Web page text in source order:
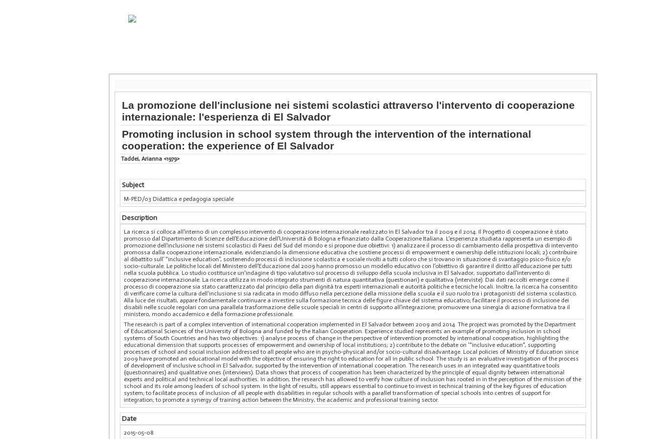
La promozione dell'inclusione nei sistemi scolastici attraverso l'intervento di cooperazione
internazionale: l'esperienza di El Salvador
Promoting inclusion in school system through the intervention of the international
cooperation: the experience of El Salvador
Taddei, Arianna <1979>
Subject
M-PED/03 Didattica e pedagogia speciale
Description
La ricerca si colloca all’interno di un complesso intervento di cooperazione internazionale realizzato in El Salvador tra il 2009 e il 2014. Il Progetto di cooperazione è stato
promosso dal Dipartimento di Scienze dell’Educazione dell’Università di Bologna e finanziato dalla Cooperazione Italiana. L’esperienza studiata rappresenta un esempio di
promozione dell’inclusione nei sistemi scolastici di Paesi del Sud del mondo e si propone due obiettivi: 1) analizzare il processo di cambiamento della prospettiva di intervento
promossa dalla cooperazione internazionale, evidenziando la dimensione educativa che sostiene processi di empowerment e ownership delle istituzioni locali; 2) contribuire
al dibattito sull’ “inclusive education”, sostenendo processi di inclusione scolastica e sociale rivolti a tutti coloro che si trovano in situazione di svantaggio psico-fisico e/o
socio-culturale. Le politiche locali del Ministero dell’Educazione dal 2009 hanno promosso un modello educativo con l’obiettivo di garantire il diritto all’educazione per tutti
nella scuola pubblica. Lo studio costituisce un'indagine di tipo valutativo sul processo di sviluppo della scuola inclusiva in El Salvador, supportato dall’intervento di
cooperazione internazionale. La ricerca utilizza in modo integrato strumenti di natura quantitativa (questionari) e qualitativa (interviste). Dai dati raccolti emerge come il
processo di cooperazione sia stato caratterizzato dal principio della pari dignità tra esperti internazionali e autorità politiche e tecniche locali. Inoltre, la ricerca ha consentito
di verificare come la cultura dell'inclusione si sia radicata in modo diffuso nella percezione della missione della scuola e il suo ruolo tra i protagonisti del sistema scolastico.
Alla luce dei risultati, appare fondamentale continuare a investire sulla formazione tecnica delle figure chiave del sistema educativo; facilitare il processo di inclusione dei
disabili nelle scuole regolari con una parallela trasformazione delle scuole speciali in centri di supporto all’integrazione; promuovere una sinergia di azione formativa tra il
ministero, mondo accademico e della formazione professionale.
The research is part of a complex intervention of international cooperation implemented in El Salvador between 2009 and 2014. The project was promoted by the Department
of Educational Sciences of the University of Bologna and funded by the Italian Cooperation. Experience studied represents an example of promoting inclusion in school
systems of South Countries and has two objectives: 1) analyse process of change in the perspective of intervention promoted by international cooperation, highlighting the
educational dimension that supports processes of empowerment and ownership of local institutions; 2) contribute to the debate on '"inclusive education", supporting
processes of school and social inclusion addressed to all people who are in psycho-physical and/or socio-cultural disadvantage. Local policies of Ministry of Education since
2009 have promoted an educational model with the objective of ensuring the right to education for all in public school. The study is an evaluative investigation of the process
of development of inclusive school in El Salvador, supported by the intervention of international cooperation. The research uses in an integrated way quantitative tools
(questionnaires) and qualitative ones (interviews). Data shows that process of cooperation has been characterized by the principle of equal dignity between international
experts and political and technical local authorities. In addition, the research has allowed to verify how culture of inclusion has rooted in in the perception of the mission of the
school and its role among leaders of school system. In the light of results, still appears essential to continue to invest in technical training of the key figures of education
system; to facilitate process of inclusion of all people with disabilities in regular schools with a parallel transformation of special schools into centres of support for
integration; to promote a synergy of training action between the Ministry, the academic and professional training sector.
Date
2015-05-08